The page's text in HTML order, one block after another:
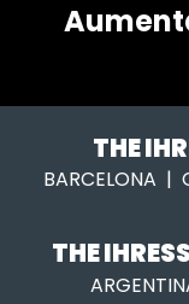
THE
BARCELONA |
THE